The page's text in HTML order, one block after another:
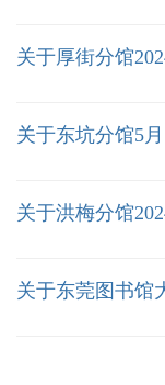
关于厚街分馆
关于东坑分馆5
关于洪梅分馆
关于东莞图书馆